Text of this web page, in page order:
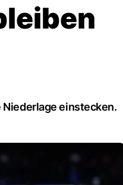
Niederlage einstecken.